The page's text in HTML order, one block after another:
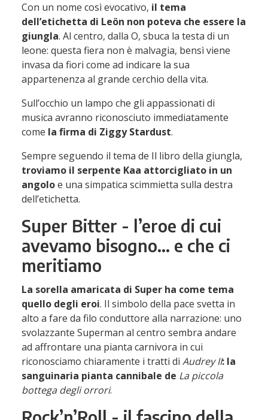
Con un nome così evocativo, il tema
dell’etichetta di Leön non poteva che essere la
giungla. Al centro, dalla O, sbuca la testa di un
leone: questa fiera non è malvagia, bensì viene
invasa da fiori come ad indicare la sua
appartenenza al grande cerchio della vita.
Sull’occhio un lampo che gli appassionati di
musica avranno riconosciuto immediatamente
come la firma di Ziggy Stardust.
Sempre seguendo il tema de Il libro della giungla,
troviamo il serpente Kaa attorcigliato in un
angoloe una simpatica scimmietta sulla destra
dell’etichetta.
Super Bitter - l’eroe di cui
avevamo bisogno… e che ci
meritiamo
La sorella amaricata di Super ha come tema
quello degli eroi. Il simbolo della pace svetta in
alto a fare da filo conduttore alla narrazione: uno
svolazzante Superman al centro sembra andare
ad affrontare una pianta carnivora in cui
riconosciamo chiaramente i tratti di Audrey II: la
sanguinaria pianta cannibale de La piccola
bottega degli orrori.